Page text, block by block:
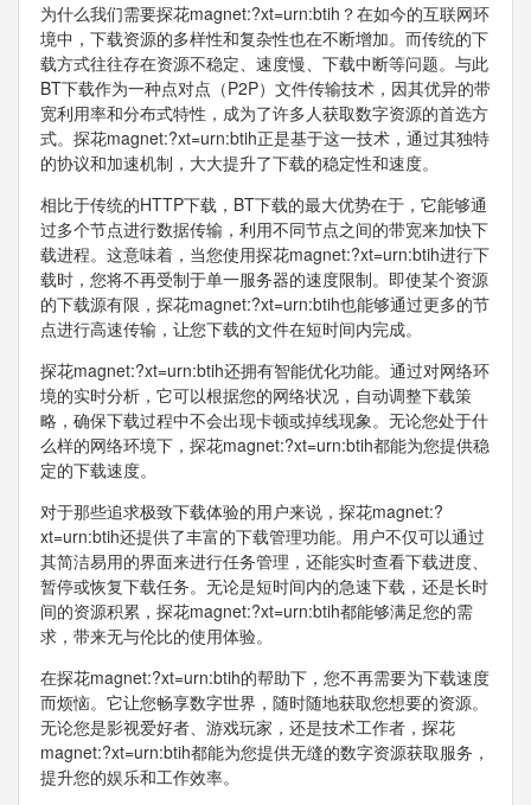
为什么我们需要探花magnet:?xt=urn:btih？在如今的互联网环
境中，下载资源的多样性和复杂性也在不断增加。而传统的下
载方式往往存在资源不稳定、速度慢、下载中断等问题。与此
BT下载作为一种点对点（P2P）文件传输技术，因其优异的带
宽利用率和分布式特性，成为了许多人获取数字资源的首选方
式。探花magnet:?xt=urn:btih正是基于这一技术，通过其独特
的协议和加速机制，大大提升了下载的稳定性和速度。
相比于传统的HTTP下载，BT下载的最大优势在于，它能够通
过多个节点进行数据传输，利用不同节点之间的带宽来加快下
载进程。这意味着，当您使用探花magnet:?xt=urn:btih进行下
载时，您将不再受制于单一服务器的速度限制。即使某个资源
的下载源有限，探花magnet:?xt=urn:btih也能够通过更多的节
点进行高速传输，让您下载的文件在短时间内完成。
探花magnet:?xt=urn:btih还拥有智能优化功能。通过对网络环
境的实时分析，它可以根据您的网络状况，自动调整下载策
略，确保下载过程中不会出现卡顿或掉线现象。无论您处于什
么样的网络环境下，探花magnet:?xt=urn:btih都能为您提供稳
定的下载速度。
对于那些追求极致下载体验的用户来说，探花magnet:?
xt=urn:btih还提供了丰富的下载管理功能。用户不仅可以通过
其简洁易用的界面来进行任务管理，还能实时查看下载进度、
暂停或恢复下载任务。无论是短时间内的急速下载，还是长时
间的资源积累，探花magnet:?xt=urn:btih都能够满足您的需
求，带来无与伦比的使用体验。
在探花magnet:?xt=urn:btih的帮助下，您不再需要为下载速度
而烦恼。它让您畅享数字世界，随时随地获取您想要的资源。
无论您是影视爱好者、游戏玩家，还是技术工作者，探花
magnet:?xt=urn:btih都能为您提供无缝的数字资源获取服务，
提升您的娱乐和工作效率。